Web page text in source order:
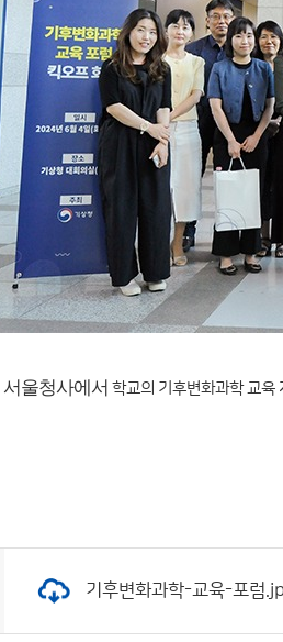
울청사에서 학교의 기후변화과학 교육
기후변화과학-교육-포럼